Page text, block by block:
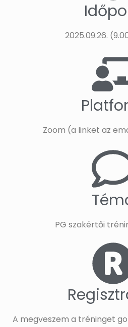
2025.09.26.
Zoom (a linket az
PG szakértői
A megveszem a tréninget